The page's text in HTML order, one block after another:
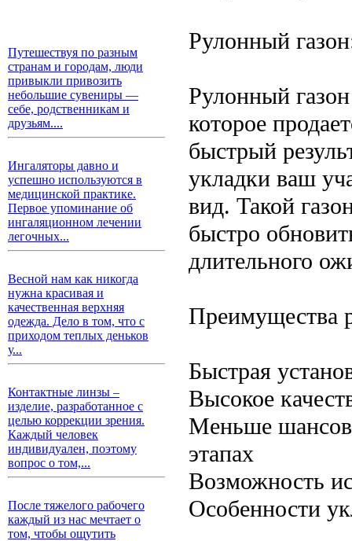
Путешествуя по разным
странам и городам, люди
привыкли привозить
небольшие сувениры —
себе, родственникам и
друзьям....
Ингаляторы давно и
успешно используются в
медицинской практике.
Первое упоминание об
ингаляционном лечении
легочных...
Весной нам как никогда
нужна красивая и
качественная верхняя
одежда. Дело в том, что с
приходом теплых деньков
у...
Контактные линзы –
изделие, разработанное с
целью коррекции зрения.
Каждый человек
индивидуален, поэтому
вопрос о том,...
После тяжелого рабочего
каждый из нас мечтает о
том, чтобы ощутить
Рулонный
Рулонный
которое
быстрый
укладки ваш
вид. Такой
быстро
длительного
Преимущества
Быстрая
Высокое
Меньше шансов
этапах
Возможность
Особенности